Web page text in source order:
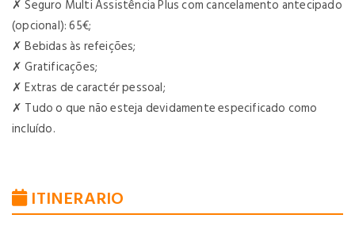
✗Seguro Multi Assistência Plus com cancelamento antecipado
(opcional): 65€;
✗Bebidas às refeições;
✗Gratificações;
✗Extras de caractér pessoal;
✗ Tudo o que não esteja devidamente especificado como
incluído.
ITINERARIO